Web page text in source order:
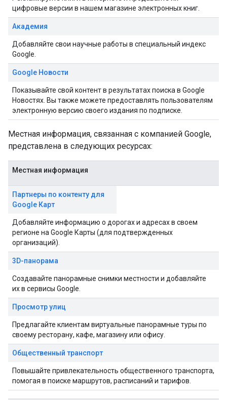
цифровые версии в нашем магазине электронных книг.
Академия
Добавляйте свои научные работы в специальный индекс
Google.
Google Новости
Показывайте свой контент в результатах поиска в Google
Новостях. Вы также можете предоставлять пользователям
электронную версию своего издания по подписке.
Местная информация, связанная с компанией Google,
представлена в следующих ресурсах:
Местная информация
Партнеры по контенту для
Google Карт
Добавляйте информацию о дорогах и адресах в своем
регионе на Google Карты (для подтвержденных
организаций).
3D-панорама
Создавайте панорамные снимки местности и добавляйте
их в сервисы Google.
Просмотр улиц
Предлагайте клиентам виртуальные панорамные туры по
своему ресторану, кафе, магазину или офису.
Общественный транспорт
Повышайте привлекательность общественного транспорта,
помогая в поиске маршрутов, расписаний и тарифов.